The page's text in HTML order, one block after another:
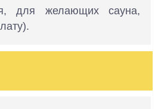
для желающих сауна,